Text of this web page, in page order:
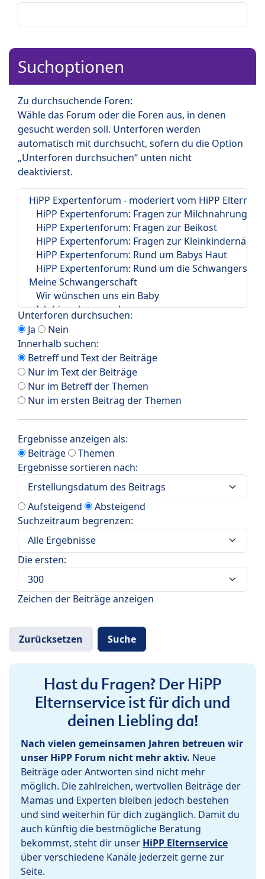
Suchoptionen
Zu durchsuchende Foren:
Wähle das Forum oder die Foren aus, in denen
gesucht werden soll. Unterforen werden
automatisch mit durchsucht, sofern du die Option
„Unterforen durchsuchen“ unten nicht
deaktivierst.
Unterforen durchsuchen:
Ja
Nein
Innerhalb suchen:
Betreff und Text der Beiträge
Nur im Text der Beiträge
Nur im Betreff der Themen
Nur im ersten Beitrag der Themen
Ergebnisse anzeigen als:
Beiträge
Themen
Ergebnisse sortieren nach:
Aufsteigend
Absteigend
Suchzeitraum begrenzen:
Die ersten:
Zeichen der Beiträge anzeigen
Hast du Fragen? Der HiPP
Elternservice ist für dich und
deinen Liebling da!
Nach vielen gemeinsamen Jahren betreuen wir
unser HiPP Forum nicht mehr aktiv. Neue
Beiträge oder Antworten sind nicht mehr
möglich. Die zahlreichen, wertvollen Beiträge der
Mamas und Experten bleiben jedoch bestehen
und sind weiterhin für dich zugänglich. Damit du
auch künftig die bestmögliche Beratung
bekommst, steht dir unser HiPP Elternservice
über verschiedene Kanäle jederzeit gerne zur
Seite.